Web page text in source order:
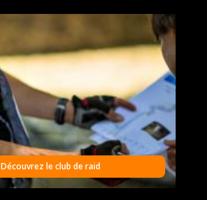
Découvrez le club de raid